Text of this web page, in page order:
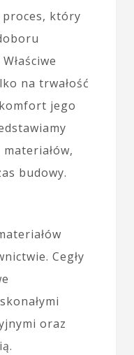
proces, który
na trwałość
jego
budowy.
Cegły
oraz